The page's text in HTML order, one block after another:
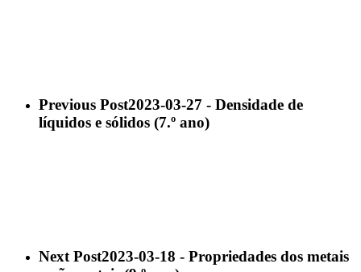
Previous Post2023-03-27 - Densidade de
líquidos e sólidos (7.º ano)
Next Post2023-03-18 - Propriedades dos metais